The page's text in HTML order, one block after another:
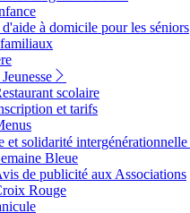
d'aide à domicile pour les séniors
scolaire
et tarifs
et solidarité intergénérationnelle
Bleue
de publicité aux Associations
Rouge